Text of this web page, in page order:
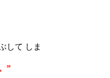
して しま
”